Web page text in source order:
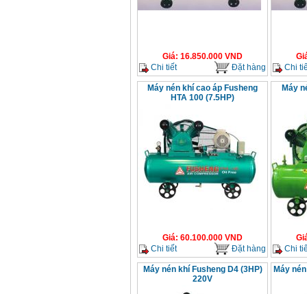
Giá: 16.850.000 VND
Chi tiết
Đặt hàng
Chi
Máy nén khí cao áp Fusheng
HTA 100 (7.5HP)
Giá: 60.100.000 VND
Chi tiết
Đặt hàng
Máy
Chi
Máy nén khí Fusheng D4 (3HP)
220V
Máy